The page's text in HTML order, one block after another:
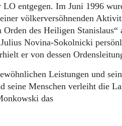
LO entgegen. Im Juni 1996
völkerversöhnenden
Orden des Heiligen Stanislaus“
Novina-Sokolnicki
er von dessen
Leistungen und
seine Menschen verleiht die
das